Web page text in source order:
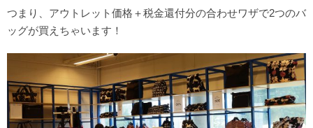
つまり、アウトレット価格＋税金還付分の合わせワザで2つのバ
ッグが買えちゃいます！